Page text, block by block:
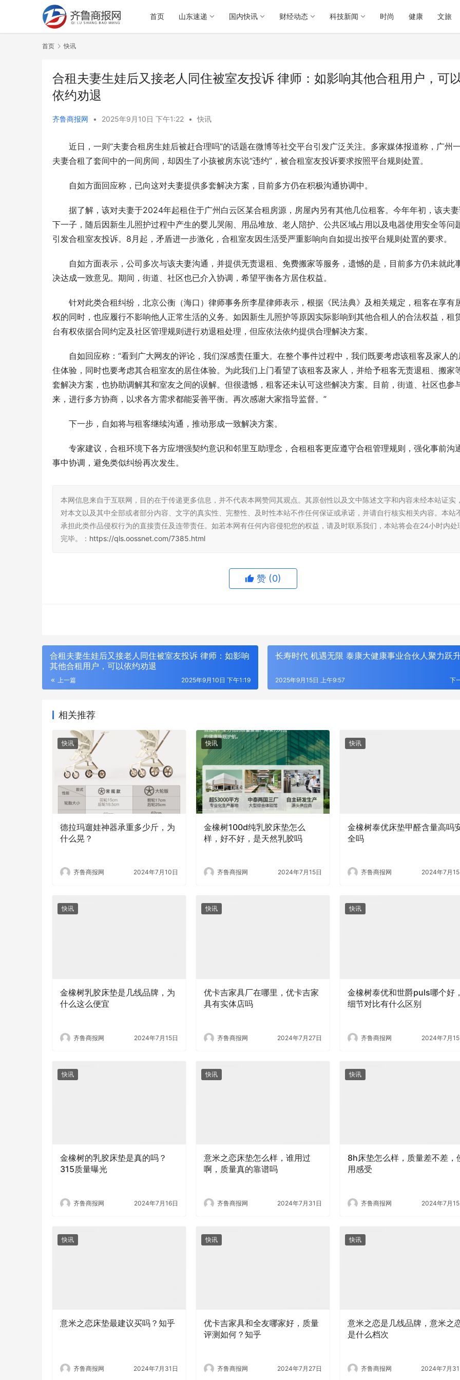
首页 山东速递 国内快讯 财经动态 科技新闻 时尚 健康 文旅
首页 快讯
合租夫妻生娃后又接老人同住被室友投诉 律师：如影响其他合租用户，可
依约劝退
齐鲁商报网 • 2025年9月10日 下午1:22 • 快讯
近日，一则“夫妻合租房生娃后被赶合理吗”的话题在微博等社交平台引发广泛关注。多家媒体报道称，广州
夫妻合租了套间中的一间房间，却因生了小孩被房东说“违约”，被合租室友投诉要求按照平台规则处置。
自如方面回应称，已向这对夫妻提供多套解决方案，目前多方仍在积极沟通协调中。
据了解，该对夫妻于2024年起租住于广州白云区某合租房源，房屋内另有其他几位租客。今年年初，该夫
下一子，随后因新生儿照护过程中产生的婴儿哭闹、用品堆放、老人陪护、公共区域占用以及电器使用安全等问
引发合租室友投诉。8月起，矛盾进一步激化，合租室友因生活受严重影响向自如提出按平台规则处置的要求。
自如方面表示，公司多次与该夫妻沟通，并提供无责退租、免费搬家等服务，遗憾的是，目前多方仍未就此
决达成一致意见。期间，街道、社区也已介入协调，希望平衡各方居住权益。
针对此类合租纠纷，北京公衡（海口）律师事务所李星律师表示，根据《民法典》及相关规定，租客在享有
权的同时，也应履行不影响他人正常生活的义务。如因新生儿照护等原因实际影响到其他合租人的合法权益，租
台有权依据合同约定及社区管理规则进行劝退租处理，但应依法依约提供合理解决方案。
自如回应称：“看到广大网友的评论，我们深感责任重大。在整个事件过程中，我们既要考虑该租客及家人的
住体验，同时也要考虑其合租室友的居住体验。为此我们上门看望了该租客及家人，并给予租客无责退租、搬家
套解决方案，也协助调解其和室友之间的误解。但很遗憾，租客还未认可这些解决方案。目前，街道、社区也参
来，进行多方协商，以求各方需求都能妥善平衡。再次感谢大家指导监督。”
下一步，自如将与租客继续沟通，推动形成一致解决方案。
专家建议，合租环境下各方应增强契约意识和邻里互助理念，合租租客更应遵守合租管理规则，强化事前沟
事中协调，避免类似纠纷再次发生。
本网信息来自于互联网，目的在于传递更多信息，并不代表本网赞同其观点。其原创性以及文中陈述文字和内容未经本站证实
对本文以及其中全部或者部分内容、文字的真实性、完整性、及时性本站不作任何保证或承诺，并请自行核实相关内容。本站
承担此类作品侵权行为的直接责任及连带责任。如若本网有任何内容侵犯您的权益，请及时联系我们，本站将会在24小时内处
完毕。： https://qls.oossnet.com/7385.html
赞 (0)
合租夫妻生娃后又接老人同住被室友投诉 律师：如影响
其他合租用户，可以依约劝退
上一篇 2025年9月10日 下午1:19
长寿时代 机遇无限 泰康大健康事业合伙人聚力跃
下
2025年9月15日 上午9:57
相关推荐
快讯
德拉玛遛娃神器承重多少斤，为
什么晃？
齐鲁商报网 2024年7月10日
快讯
金橡树100d纯乳胶床垫怎么
样，好不好，是天然乳胶吗
齐鲁商报网 2024年7月15日
快讯
金橡树泰优床垫甲醛含量高吗
全吗
齐鲁商报网 2024年7月
快讯
金橡树乳胶床垫是几线品牌，为
什么这么便宜
齐鲁商报网 2024年7月15日
快讯
优卡吉家具厂在哪里，优卡吉家
具有实体店吗
齐鲁商报网 2024年7月27日
快讯
金橡树泰优和世爵puls哪个好
细节对比有什么区别
齐鲁商报网 2024年7月
快讯
金橡树的乳胶床垫是真的吗？
315质量曝光
齐鲁商报网 2024年7月16日
快讯
意米之恋床垫怎么样，谁用过
啊，质量真的靠谱吗
齐鲁商报网 2024年7月31日
快讯
8h床垫怎么样，质量差不差，
用感受
齐鲁商报网 2024年7月
快讯
意米之恋床垫最建议买吗？知乎
齐鲁商报网 2024年7月31日
快讯
优卡吉家具和全友哪家好，质量
评测如何？知乎
齐鲁商报网 2024年7月27日
快讯
意米之恋是几线品牌，意米之
是什么档次
齐鲁商报网 2024年7月